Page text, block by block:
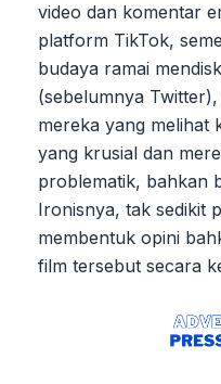
video dan komentar
platform TikTok,
budaya ramai
(sebelumnya
mereka yang melihat
yang krusial dan
problematik, bahkan
Ironisnya, tak sedikit
membentuk opini
film tersebut secara